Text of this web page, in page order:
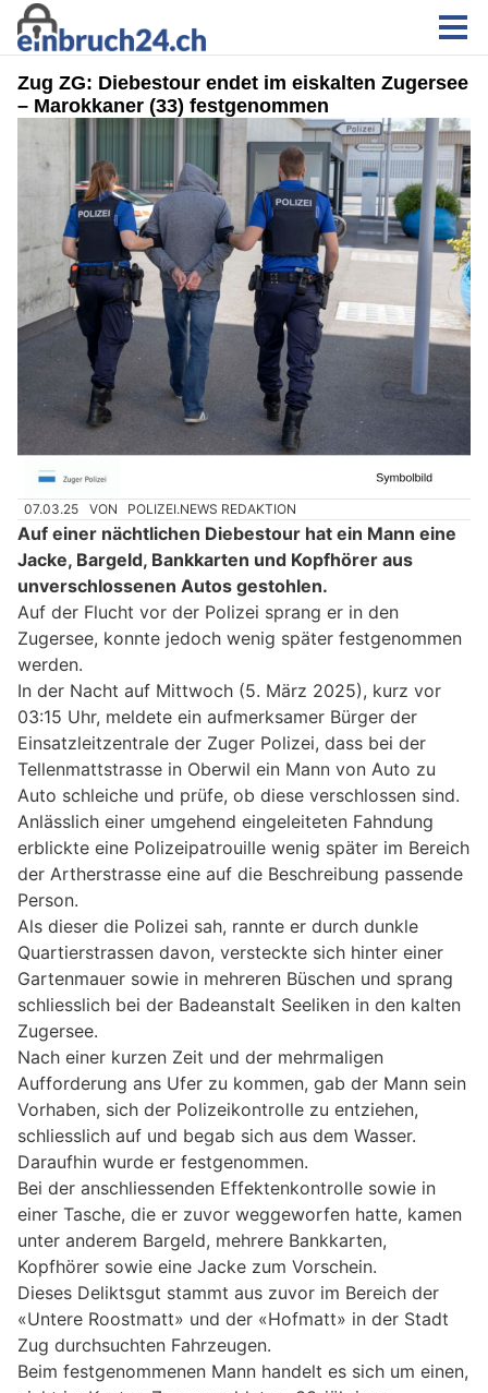
Zug ZG: Diebestour endet im eiskalten Zugersee
– Marokkaner (33) festgenommen
07.03.25 VON POLIZEI.NEWS REDAKTION
Auf einer nächtlichen Diebestour hat ein Mann eine
Jacke, Bargeld, Bankkarten und Kopfhörer aus
unverschlossenen Autos gestohlen.
Auf der Flucht vor der Polizei sprang er in den
Zugersee, konnte jedoch wenig später festgenommen
werden.
In der Nacht auf Mittwoch (5. März 2025), kurz vor
03:15 Uhr, meldete ein aufmerksamer Bürger der
Einsatzleitzentrale der Zuger Polizei, dass bei der
Tellenmattstrasse in Oberwil ein Mann von Auto zu
Auto schleiche und prüfe, ob diese verschlossen sind.
Anlässlich einer umgehend eingeleiteten Fahndung
erblickte eine Polizeipatrouille wenig später im Bereich
der Artherstrasse eine auf die Beschreibung passende
Person.
Als dieser die Polizei sah, rannte er durch dunkle
Quartierstrassen davon, versteckte sich hinter einer
Gartenmauer sowie in mehreren Büschen und sprang
schliesslich bei der Badeanstalt Seeliken in den kalten
Zugersee.
Nach einer kurzen Zeit und der mehrmaligen
Aufforderung ans Ufer zu kommen, gab der Mann sein
Vorhaben, sich der Polizeikontrolle zu entziehen,
schliesslich auf und begab sich aus dem Wasser.
Daraufhin wurde er festgenommen.
Bei der anschliessenden Effektenkontrolle sowie in
einer Tasche, die er zuvor weggeworfen hatte, kamen
unter anderem Bargeld, mehrere Bankkarten,
Kopfhörer sowie eine Jacke zum Vorschein.
Dieses Deliktsgut stammt aus zuvor im Bereich der
«Untere Roostmatt» und der «Hofmatt» in der Stadt
Zug durchsuchten Fahrzeugen.
Beim festgenommenen Mann handelt es sich um einen,